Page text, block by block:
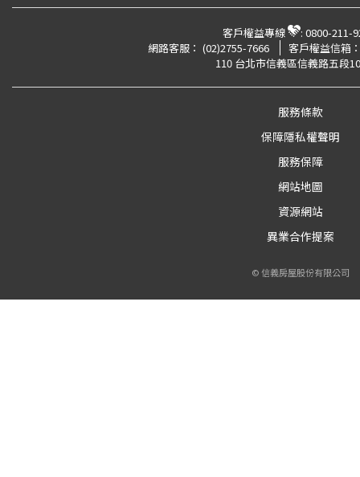
客戶權益專線 : 0800-211-
網路客服： (02)2755-7666
客戶權益信箱
110 台北市信義區信義路五段
服務條款
保障隱私權聲明
服務保障
網站地圖
資源網站
異業合作提案
© 信義房屋股份有限公司